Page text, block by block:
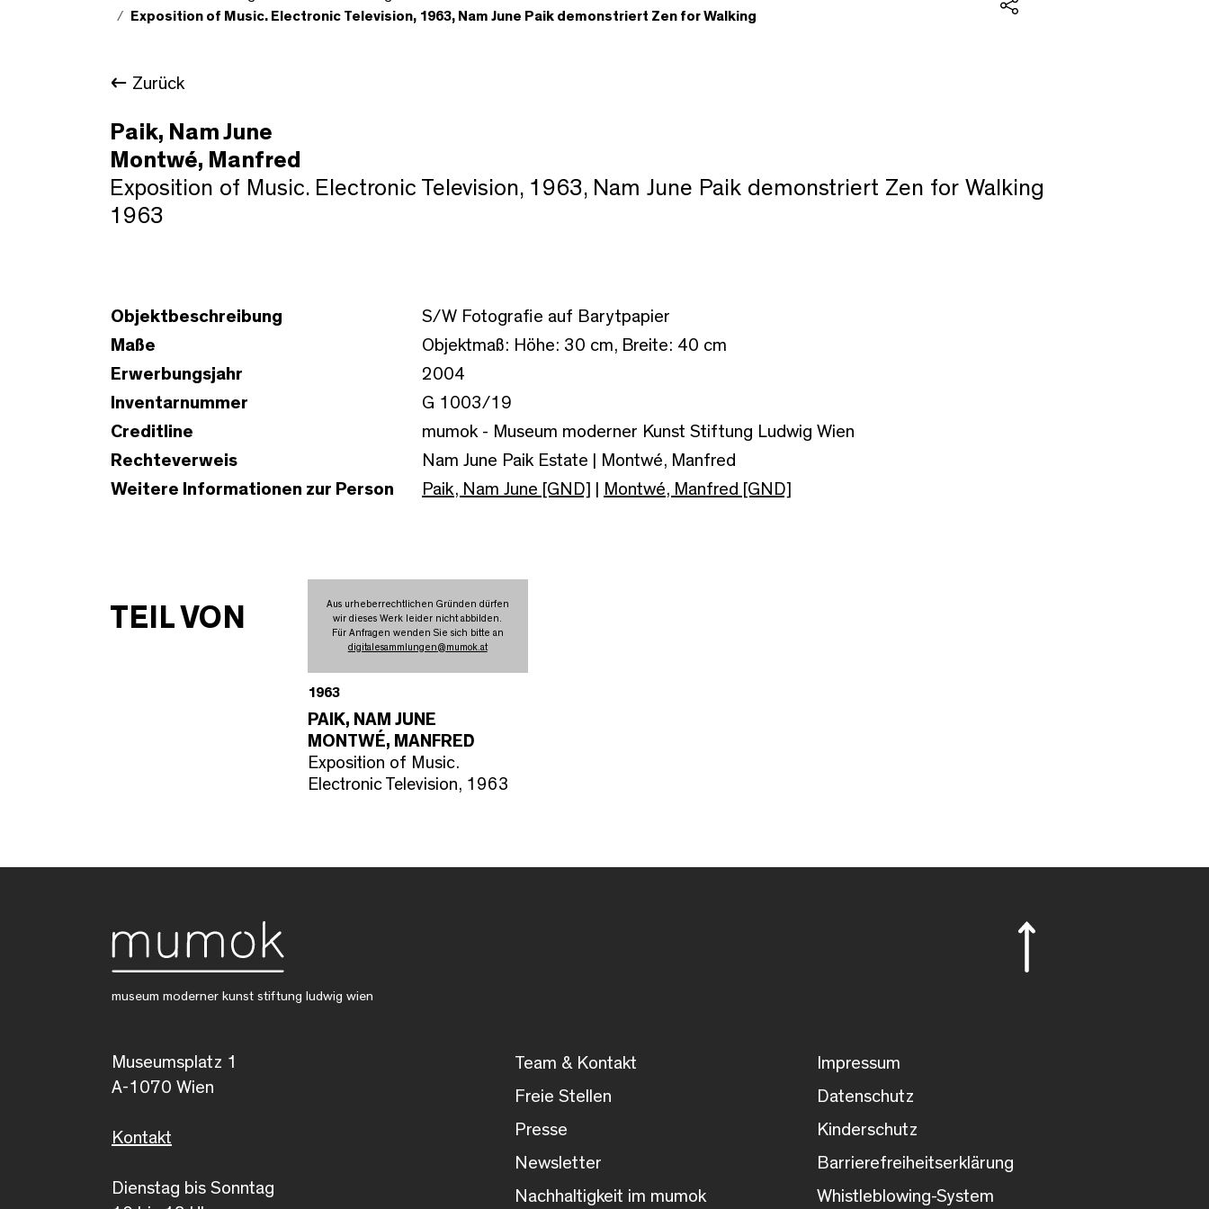
Exposition of Music. Electronic Television, 1963, Nam June Paik demonstriert Zen for Walking
Zurück
Paik, Nam June
Montwé, Manfred
Exposition of Music. Electronic Television, 1963, Nam June Paik demonstriert Zen for Walking
1963
Objektbeschreibung
S/W Fotografie auf Barytpapier
Maße
Objektmaß: Höhe: 30 cm, Breite: 40 cm
Erwerbungsjahr
2004
Inventarnummer
G 1003/19
Creditline
mumok - Museum moderner Kunst Stiftung Ludwig Wien
Rechteverweis
Nam June Paik Estate | Montwé, Manfred
Weitere Informationen zur Person
Paik, Nam June [GND] Montwé, Manfred [GND]
TEIL VON
Aus urheberrechtlichen Gründen dürfen
wir dieses Werk leider nicht abbilden.
Für Anfragen wenden Sie sich bitte an
digitalesammlungen@mumok.at
1963
PAIK, NAM JUNE
MONTWÉ, MANFRED
Exposition of Music.
Electronic Television, 1963
museum moderner kunst stiftung ludwig wien
Museumsplatz 1
A-1070 Wien
Kontakt
Dienstag bis Sonntag
Team & Kontakt
Freie Stellen
Presse
Newsletter
Nachhaltigkeit im mumok
Impressum
Datenschutz
Kinderschutz
Barrierefreiheitserklärung
Whistleblowing-System